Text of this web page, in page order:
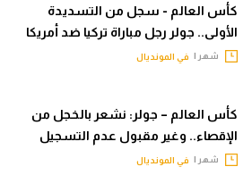
كأس العالم - سجل من التسديدة
الأولى.. جولر رجل مباراة تركيا ضد أمريكا
شهر | في المونديال
كأس العالم – جولر: نشعر بالخجل من
الإقصاء.. وغير مقبول عدم التسجيل
شهر | في المونديال